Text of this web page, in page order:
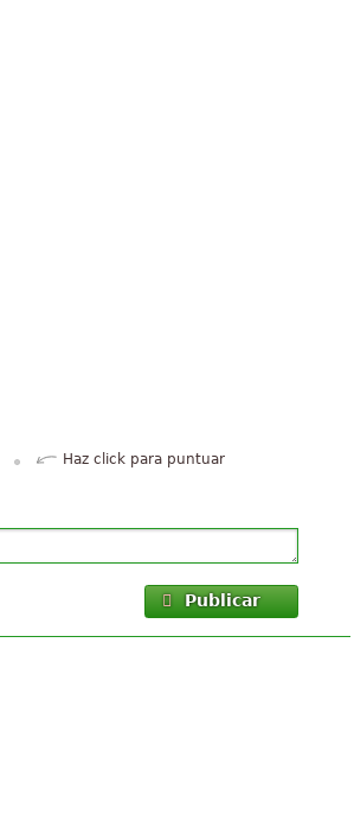
Haz click para puntuar
Publicar